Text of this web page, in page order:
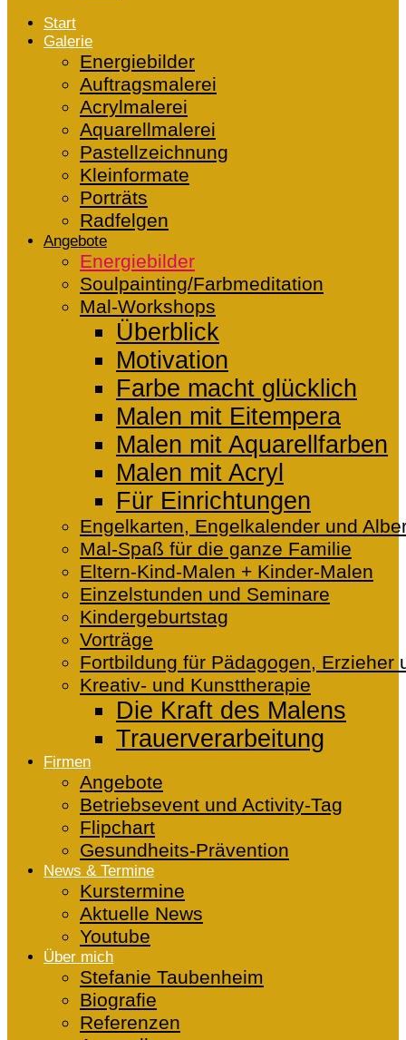
Start
Galerie
Energiebilder
Auftragsmalerei
Acrylmalerei
Aquarellmalerei
Pastellzeichnung
Kleinformate
Porträts
Radfelgen
Angebote
Energiebilder
Soulpainting/Farbmeditation
Mal-Workshops
Überblick
Motivation
Farbe macht glücklich
Malen mit Eitempera
Malen mit Aquarellfarben
Malen mit Acryl
Für Einrichtungen
Engelkarten, Engelkalender und
Mal-Spaß für die ganze Familie
Eltern-Kind-Malen + Kinder-Malen
Einzelstunden und Seminare
Kindergeburtstag
Vorträge
Fortbildung für Pädagogen, Erzieher
Kreativ- und Kunsttherapie
Die Kraft des Malens
Trauerverarbeitung
Firmen
Angebote
Betriebsevent und Activity-Tag
Flipchart
Gesundheits-Prävention
News & Termine
Kurstermine
Aktuelle News
Youtube
Über mich
Stefanie Taubenheim
Biografie
Referenzen